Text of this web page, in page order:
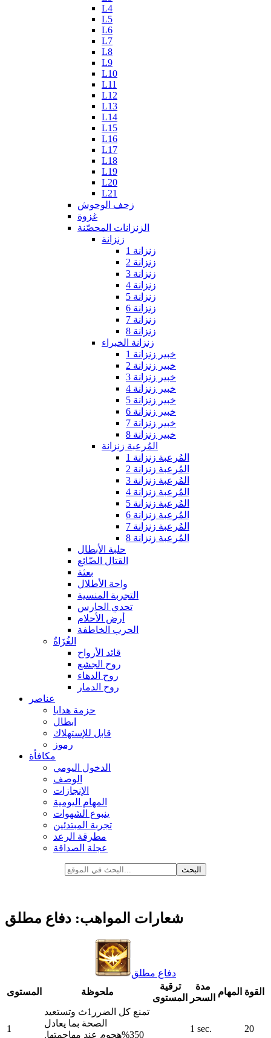
L4
L5
L6
L7
L8
L9
L10
L11
L12
L13
L14
L15
L16
L17
L18
L19
L20
L21
زحف الوحوش
غزوة
الزنزانات المحصّنة
زنزانة
زنزانة 1
زنزانة 2
زنزانة 3
زنزانة 4
زنزانة 5
زنزانة 6
زنزانة 7
زنزانة 8
زنزانة الخبراء
خبير زنزانة 1
خبير زنزانة 2
خبير زنزانة 3
خبير زنزانة 4
خبير زنزانة 5
خبير زنزانة 6
خبير زنزانة 7
خبير زنزانة 8
المُرعبة زنزانة
المُرعبة زنزانة 1
المُرعبة زنزانة 2
المُرعبة زنزانة 3
المُرعبة زنزانة 4
المُرعبة زنزانة 5
المُرعبة زنزانة 6
المُرعبة زنزانة 7
المُرعبة زنزانة 8
حلبة الأبطال
القتال الضّائع
بعثة
واحة الأطلال
التجربة المنسية
تحدي الحارس
أرض الأحلام
الحرب الخاطفة
الغُزَاةٌ
قائد الأرواح
روح الجشع
روح الدهاء
روح الدمار
عناصر
حزمة هدايا
ابطال
قابل للإستهلاك
رموز
مكافأة
الدخول اليومي
الوصف
الإنجازات
المهام اليومية
ينبوع الشهوات
تجربة المبتدئين
مطرقة الرعد
عجلة الصداقة
شعارات المواهب: دفاع مطلق
دفاع مطلق
المستوى
ملحوظة
ترقية
المستوى
مدة
السحر
المهام القوة
1
تمنع كل الضرر1ث وتستعيد
الصحة بما يعادل
350%هجوم عند مهاجمتها.
1 sec. 20